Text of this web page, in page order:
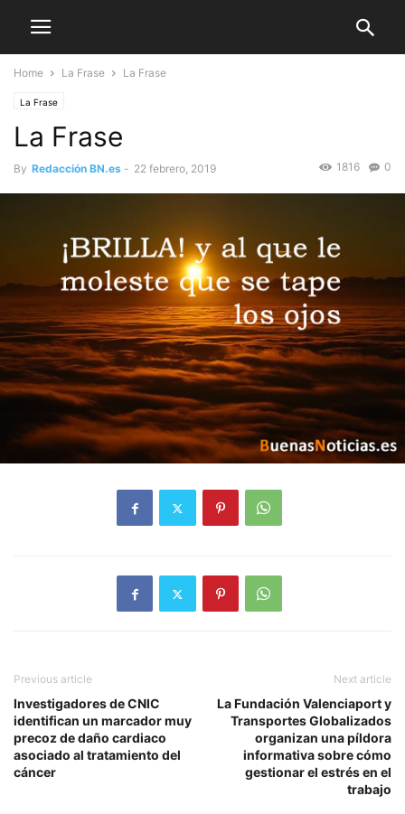
Home La Frase La Frase
La Frase
La Frase
By Redacción BN.es - 22 febrero, 2019 0
1816
Previous article
Investigadores de CNIC
identifican un marcador muy
precoz de daño cardiaco
asociado al tratamiento del
cáncer
Next article
La Fundación Valenciaport y
Transportes Globalizados
organizan una píldora
informativa sobre cómo
gestionar el estrés en el
trabajo